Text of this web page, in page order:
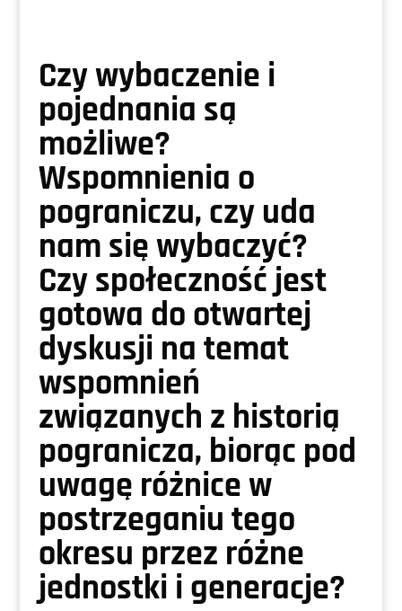
Czy wybaczenie i
pojednania są
możliwe?
Wspomnienia o
pograniczu, czy uda
nam się wybaczyć?
Czy społeczność jest
gotowa do otwartej
dyskusji na temat
wspomnień
związanych z historią
pogranicza, biorąc pod
uwagę różnice w
postrzeganiu tego
okresu przez różne
jednostki i generacje?